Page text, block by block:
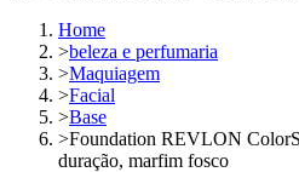
Home
>beleza e perfumaria
>Maquiagem
>Facial
>Base
>Foundation REVLON
duração, marfim fosco